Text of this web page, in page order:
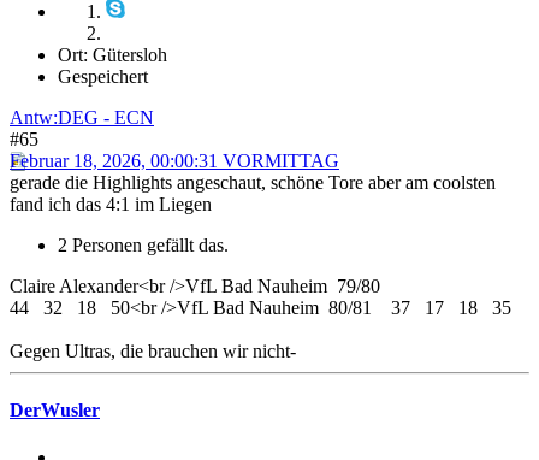
Ort: Gütersloh
Gespeichert
Antw:DEG - ECN
#65
Februar 18, 2026, 00:00:31 VORMITTAG
gerade die Highlights angeschaut, schöne Tore aber am coolsten
fand ich das 4:1 im Liegen
2 Personen gefällt das.
Claire Alexander<br />VfL Bad Nauheim 79/80
44 32 18 50<br />VfL Bad Nauheim 80/81 37 17 18 35
Gegen Ultras, die brauchen wir nicht-
DerWusler